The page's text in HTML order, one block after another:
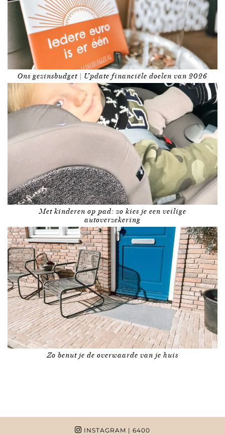
Ons gezinsbudget | Update financiële doelen van 2026
Met kinderen op pad: zo kies je een veilige
autoverzekering
Zo benut je de overwaarde van je huis
INSTAGRAM | 6400